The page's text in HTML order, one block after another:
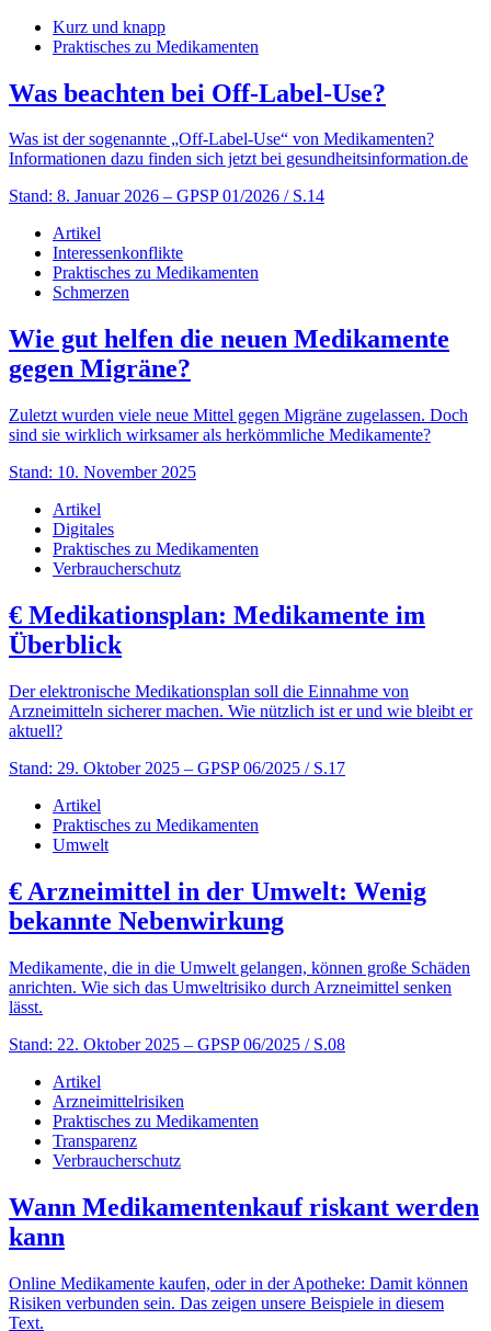
Kurz und knapp
Praktisches zu Medikamenten
Was beachten bei Off-Label-Use?
Was ist der sogenannte „Off-Label-Use“ von Medikamenten?
Informationen dazu finden sich jetzt bei gesundheitsinformation.de
Stand: 8. Januar 2026 – GPSP 01/2026 / S.14
Artikel
Interessenkonflikte
Praktisches zu Medikamenten
Schmerzen
Wie gut helfen die neuen Medikamente
gegen Migräne?
Zuletzt wurden viele neue Mittel gegen Migräne zugelassen. Doch
sind sie wirklich wirksamer als herkömmliche Medikamente?
Stand: 10. November 2025
Artikel
Digitales
Praktisches zu Medikamenten
Verbraucherschutz
€ Medikationsplan: Medikamente im
Überblick
Der elektronische Medikationsplan soll die Einnahme von
Arzneimitteln sicherer machen. Wie nützlich ist er und wie bleibt er
aktuell?
Stand: 29. Oktober 2025 – GPSP 06/2025 / S.17
Artikel
Praktisches zu Medikamenten
Umwelt
€ Arzneimittel in der Umwelt: Wenig
bekannte Nebenwirkung
Medikamente, die in die Umwelt gelangen, können große Schäden
anrichten. Wie sich das Umweltrisiko durch Arzneimittel senken
lässt.
Stand: 22. Oktober 2025 – GPSP 06/2025 / S.08
Artikel
Arzneimittelrisiken
Praktisches zu Medikamenten
Transparenz
Verbraucherschutz
Wann Medikamentenkauf riskant werden
kann
Online Medikamente kaufen, oder in der Apotheke: Damit können
Risiken verbunden sein. Das zeigen unsere Beispiele in diesem
Text.